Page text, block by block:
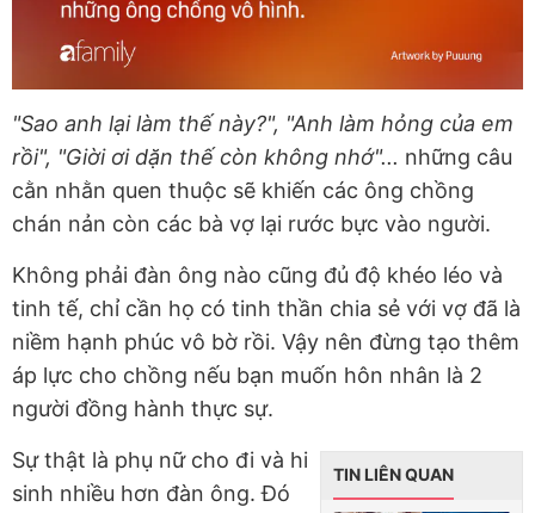
"Sao anh lại làm thế này?", "Anh làm hỏng của em
rồi", "Giời ơi dặn thế còn không nhớ"... những câu
cằn nhằn quen thuộc sẽ khiến các ông chồng
chán nản còn các bà vợ lại rước bực vào người.
Không phải đàn ông nào cũng đủ độ khéo léo và
tinh tế, chỉ cần họ có tinh thần chia sẻ với vợ đã là
niềm hạnh phúc vô bờ rồi. Vậy nên đừng tạo thêm
áp lực cho chồng nếu bạn muốn hôn nhân là 2
người đồng hành thực sự.
TIN LIÊN QUAN
Sự thật là phụ nữ cho đi và hi
sinh nhiều hơn đàn ông. Đó